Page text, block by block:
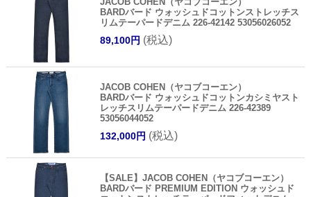
BARDバード ウォッシュドコットンストレッチス
リムテーパードデニム 226-42142 53056026052
89,100円 (税込)
JACOB COHEN（ヤコブコーエン）
BARDバード ウォッシュドコットンカシミヤスト
レッチスリムテーパードデニム 226-42389
53056044052
132,000円 (税込)
【SALE】JACOB COHEN（ヤコブコーエン）
BARDバード PREMIUM EDITION ウォッシュド